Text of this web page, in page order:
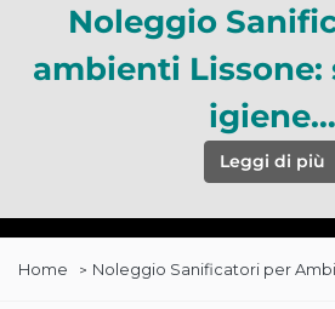
Noleggio
ambienti Lissone:
igiene…
Leggi di più
Home Noleggio Sanificatori per